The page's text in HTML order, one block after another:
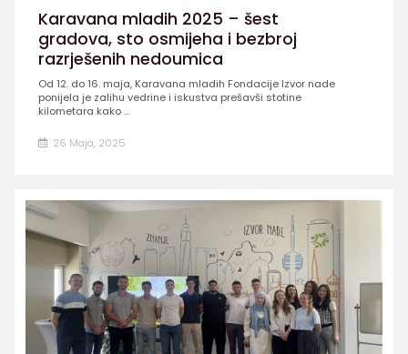
Karavana mladih 2025 – šest
gradova, sto osmijeha i bezbroj
razrješenih nedoumica
Od 12. do 16. maja, Karavana mladih Fondacije Izvor nade
ponijela je zalihu vedrine i iskustva prešavši stotine
kilometara kako ...
26 Maja, 2025